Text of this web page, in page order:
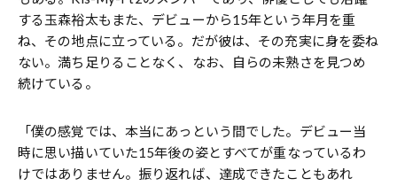
する玉森裕太もまた、デビューから15年という年月を重
ね、その地点に立っている。だが彼は、その充実に身を委ね
ない。満ち足りることなく、なお、自らの未熟さを見つめ
続けている。
「僕の感覚では、本当にあっという間でした。デビュー当
時に思い描いていた15年後の姿とすべてが重なっているわ
けではありません。振り返れば、達成できたこともあれ